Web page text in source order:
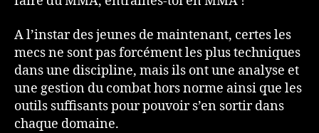
A l’instar des jeunes de maintenant, certes les
mecs ne sont pas forcément les plus techniques
dans une discipline, mais ils ont une analyse et
une gestion du combat hors norme ainsi que les
outils suffisants pour pouvoir s’en sortir dans
chaque domaine.